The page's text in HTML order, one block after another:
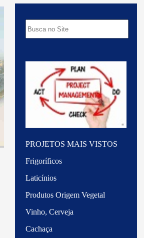
PROJETOS MAIS VISTOS
Frigoríficos
Laticínios
Produtos Origem Vegetal
Vinho, Cerveja
Cachaça